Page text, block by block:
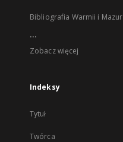
Bibliografia Warmii i Mazur
...
Zobacz więcej
Indeksy
Tytuł
Twórca